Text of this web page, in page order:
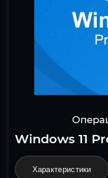
Windows 11
Характеристики